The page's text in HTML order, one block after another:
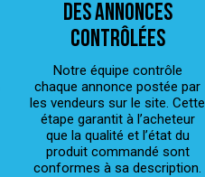
Des annonces
contrôlées
Notre équipe contrôle
chaque annonce postée par
les vendeurs sur le site. Cette
étape garantit à l’acheteur
que la qualité et l’état du
produit commandé sont
conformes à sa description.